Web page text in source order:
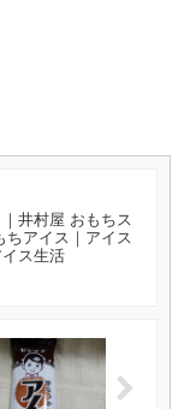
井村屋 おもちス
ちアイス｜アイス
ス生活